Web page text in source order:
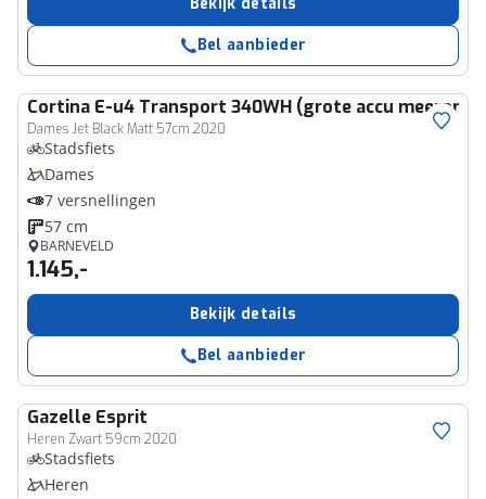
Bel aanbieder
Cortina E-u4 Transport 340WH (grote accu meerprijs)
Dames Jet Black Matt 57cm 2020
Stadsfiets
Dames
7 versnellingen
57 cm
BARNEVELD
1.145,-
Bekijk details
Bel aanbieder
Gazelle Esprit
Heren Zwart 59cm 2020
Stadsfiets
Heren